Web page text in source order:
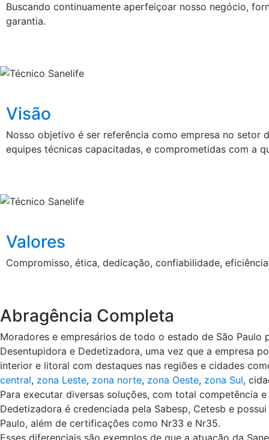
Buscando continuamente aperfeiçoar nosso negócio,
garantia.
Visão
Nosso objetivo é ser referência como empresa no setor
equipes técnicas capacitadas, e comprometidas com a
Valores
Compromisso, ética, dedicação, confiabilidade,
Abragência Completa
Moradores e empresários de todo o estado de São
Desentupidora e Dedetizadora, uma vez que a empresa
interior e litoral com destaques nas regiões e cidades
central, zona Leste, zona norte, zona Oeste, zona Sul,
Para executar diversas soluções, com total competência
Dedetizadora é credenciada pela Sabesp, Cetesb e
Paulo, além de certificações como Nr33 e Nr35.
Esses diferenciais são exemplos de que a atuação da